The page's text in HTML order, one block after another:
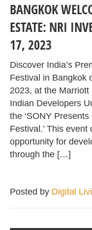
BANGKOK
ESTATE: NRI
17, 2023
Discover India’s
Festival in Bangkok
2023, at the Marriott
Indian Developers
the ‘SONY
Festival.’ This
opportunity for
through the […]
Posted by Digital